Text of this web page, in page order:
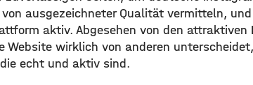
von ausgezeichneter Qualität vermitteln,
aktiv. Abgesehen von den attraktiven
Website wirklich von anderen
echt und aktiv sind.